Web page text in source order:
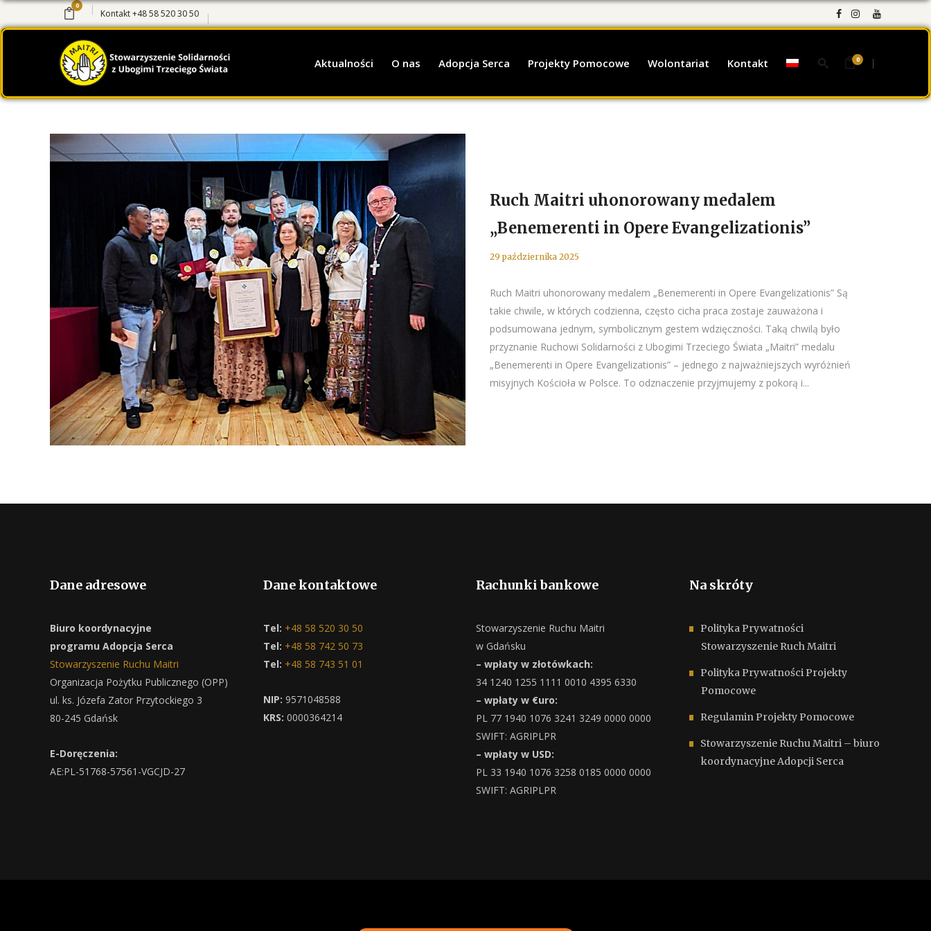
Kontakt+48 58 520 30 50
0
Aktualności O nas Adopcja Serca Projekty Pomocowe Wolontariat Kontakt 0
Ruch Maitri uhonorowany medalem
„Benemerenti in Opere Evangelizationis”
29 października 2025
Ruch Maitri uhonorowany medalem „Benemerenti in Opere Evangelizationis” Są
takie chwile, w których codzienna, często cicha praca zostaje zauważona i
podsumowana jednym, symbolicznym gestem wdzięczności. Taką chwilą było
przyznanie Ruchowi Solidarności z Ubogimi Trzeciego Świata „Maitri” medalu
„Benemerenti in Opere Evangelizationis” – jednego z najważniejszych wyróżnień
misyjnych Kościoła w Polsce. To odznaczenie przyjmujemy z pokorą i...
Dane adresowe
Biuro koordynacyjne
programu Adopcja Serca
Stowarzyszenie Ruchu Maitri
Organizacja Pożytku Publicznego (OPP)
ul. ks. Józefa Zator Przytockiego 3
80-245 Gdańsk
E-Doręczenia:
AE:PL-51768-57561-VGCJD-27
Dane kontaktowe
Tel: +48 58 520 30 50
Tel: +48 58 742 50 73
Tel: +48 58 743 51 01
NIP: 9571048588
KRS: 0000364214
Rachunki bankowe
Stowarzyszenie Ruchu Maitri
w Gdańsku
– wpłaty w złotówkach:
34 1240 1255 1111 0010 4395 6330
– wpłaty w €uro:
PL 77 1940 1076 3241 3249 0000 0000
SWIFT: AGRIPLPR
– wpłaty w USD:
PL 33 1940 1076 3258 0185 0000 0000
SWIFT: AGRIPLPR
Na skróty
Polityka Prywatności
Stowarzyszenie Ruch Maitri
Polityka Prywatności Projekty
Pomocowe
Regulamin Projekty Pomocowe
Stowarzyszenie Ruchu Maitri – biuro
koordynacyjne Adopcji Serca